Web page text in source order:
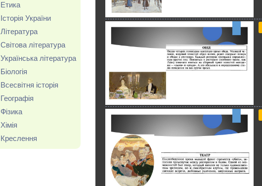
Етика
Історія України
Література
Світова література
Українська література
Біологія
Всесвітня історія
Географія
Фізика
Хімія
Креслення